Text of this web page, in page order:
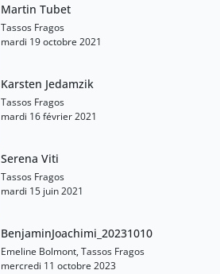
Martin Tubet
Tassos Fragos
mardi 19 octobre 2021
Karsten Jedamzik
Tassos Fragos
mardi 16 février 2021
Serena Viti
Tassos Fragos
mardi 15 juin 2021
BenjaminJoachimi_20231010
Emeline Bolmont, Tassos Fragos
mercredi 11 octobre 2023